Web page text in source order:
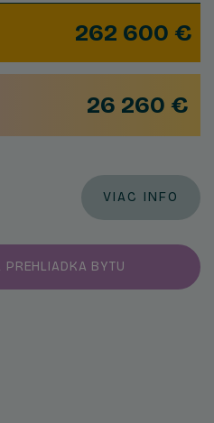
262 600 €
26 260 €
VIAC INFO
PREHLIADKA BYTU